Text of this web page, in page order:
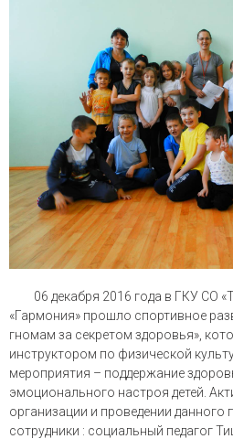
06 декабря 2016 года в ГКУ СО
«Гармония» прошло спортивное
гномам за секретом здоровья»,
инструктором по физической
мероприятия – поддержание
эмоционального настроя детей.
организации и проведении данного
сотрудники : социальный педагог